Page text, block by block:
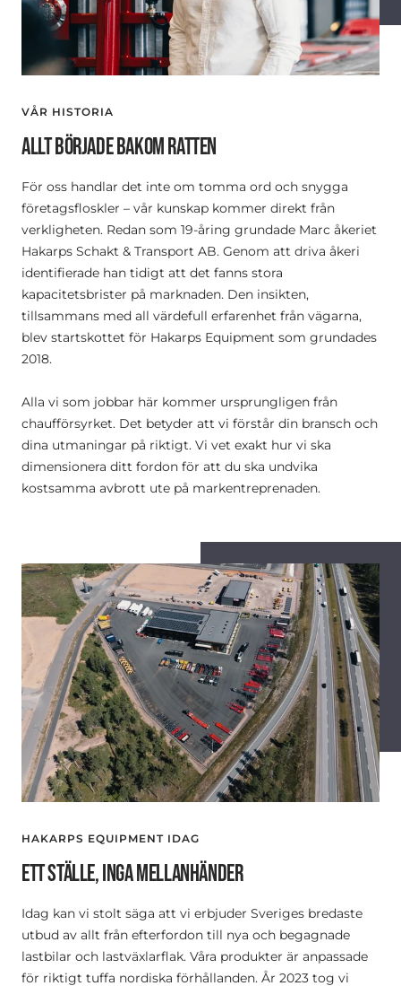
VÅR HISTORIA
ALLT BÖRJADE BAKOM RATTEN
För oss handlar det inte om tomma ord och snygga
företagsfloskler – vår kunskap kommer direkt från
verkligheten. Redan som 19-åring grundade Marc åkeriet
Hakarps Schakt & Transport AB. Genom att driva åkeri
identifierade han tidigt att det fanns stora
kapacitetsbrister på marknaden. Den insikten,
tillsammans med all värdefull erfarenhet från vägarna,
blev startskottet för Hakarps Equipment som grundades
2018.
Alla vi som jobbar här kommer ursprungligen från
chaufförsyrket. Det betyder att vi förstår din bransch och
dina utmaningar på riktigt. Vi vet exakt hur vi ska
dimensionera ditt fordon för att du ska undvika
kostsamma avbrott ute på markentreprenaden.
HAKARPS EQUIPMENT IDAG
ETT STÄLLE, INGA MELLANHÄNDER
Idag kan vi stolt säga att vi erbjuder Sveriges bredaste
utbud av allt från efterfordon till nya och begagnade
lastbilar och lastväxlarflak. Våra produkter är anpassade
för riktigt tuffa nordiska förhållanden. År 2023 tog vi